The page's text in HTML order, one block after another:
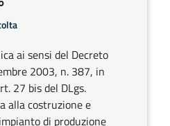
ai sensi del Decreto
2003, n. 387, in
27 bis del DLgs.
alla costruzione e
di produzione